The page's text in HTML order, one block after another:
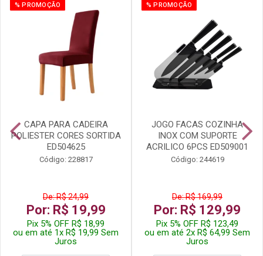
% PROMOÇÃO
CAPA PARA CADEIRA
POLIESTER CORES SORTIDA
ED504625
Código: 228817
De: R$ 24,99
Por: R$ 19,99
Pix 5% OFF R$ 18,99
ou em até 1x R$ 19,99 Sem
Juros
% PROMOÇÃO
JOGO FACAS COZINHA
INOX COM SUPORTE
ACRILICO 6PCS ED509001
Código: 244619
De: R$ 169,99
Por: R$ 129,99
Pix 5% OFF R$ 123,49
ou em até 2x R$ 64,99 Sem
Juros